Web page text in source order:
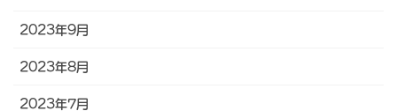
2023年9月
2023年8月
2023年7月